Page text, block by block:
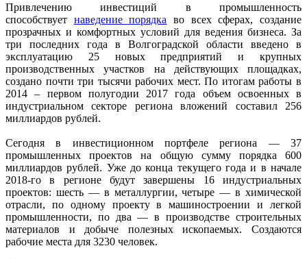
Привлечению инвестиций в промышленность
способствует наведение порядка во всех сферах, создание
прозрачных и комфортных условий для ведения бизнеса. За
три последних года в Волгоградской области введено в
эксплуатацию 25 новых предприятий и крупных
производственных участков на действующих площадках,
создано почти три тысячи рабочих мест. По итогам работы в
2014 – первом полугодии 2017 года объем освоенных в
индустриальном секторе региона вложений составил 256
миллиардов рублей.
Сегодня в инвестиционном портфеле региона — 37
промышленных проектов на общую сумму порядка 600
миллиардов рублей. Уже до конца текущего года и в начале
2018-го в регионе будут завершены 16 индустриальных
проектов: шесть — в металлургии, четыре — в химической
отрасли, по одному проекту в машиностроении и легкой
промышленности, по два — в производстве строительных
материалов и добыче полезных ископаемых. Создаются
рабочие места для 3230 человек.